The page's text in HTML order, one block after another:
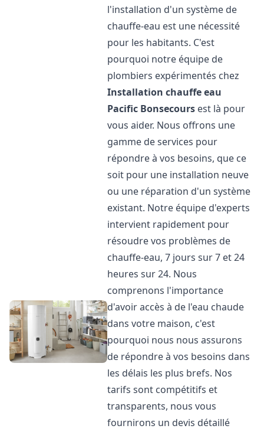
l'installation d'un système de
chauffe-eau est une nécessité
pour les habitants. C'est
pourquoi notre équipe de
plombiers expérimentés chez
Installation chauffe eau
Pacific Bonsecours est là pour
vous aider. Nous offrons une
gamme de services pour
répondre à vos besoins, que ce
soit pour une installation neuve
ou une réparation d'un système
existant. Notre équipe d'experts
intervient rapidement pour
résoudre vos problèmes de
chauffe-eau, 7 jours sur 7 et 24
heures sur 24. Nous
comprenons l'importance
d'avoir accès à de l'eau chaude
dans votre maison, c'est
pourquoi nous nous assurons
de répondre à vos besoins dans
les délais les plus brefs. Nos
tarifs sont compétitifs et
transparents, nous vous
fournirons un devis détaillé